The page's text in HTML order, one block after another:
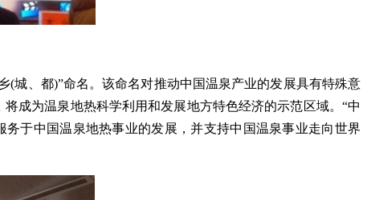
(城、都)”命名。该命名对推动中国温泉产业的发展具有特殊意
成为温泉地热科学利用和发展地方特色经济的示范区域。“中
于中国温泉地热事业的发展，并支持中国温泉事业走向世界